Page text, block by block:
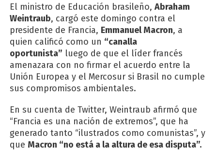
El ministro de Educación brasileño, Abraham
Weintraub, cargó este domingo contra el
presidente de Francia, Emmanuel Macron, a
quien calificó como un “canalla
oportunista” luego de que el líder francés
amenazara con no firmar el acuerdo entre la
Unión Europea y el Mercosur si Brasil no cumple
sus compromisos ambientales.
En su cuenta de Twitter, Weintraub afirmó que
“Francia es una nación de extremos”, que ha
generado tanto “ilustrados como comunistas”, y
que Macron “no está a la altura de esa disputa”.